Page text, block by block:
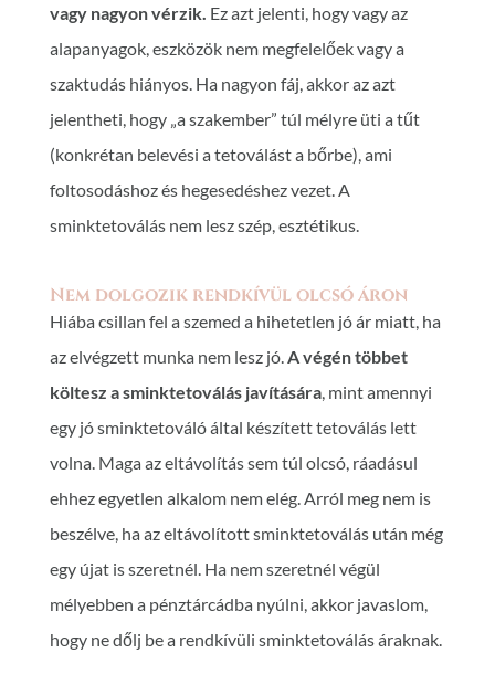
vagy nagyon vérzik. Ez azt jelenti, hogy vagy az
alapanyagok, eszközök nem megfelelőek vagy a
szaktudás hiányos. Ha nagyon fáj, akkor az azt
jelentheti, hogy „a szakember” túl mélyre üti a tűt
(konkrétan belevési a tetoválást a bőrbe), ami
foltosodáshoz és hegesedéshez vezet. A
sminktetoválás nem lesz szép, esztétikus.
Nem dolgozik rendkívül olcsó áron
Hiába csillan fel a szemed a hihetetlen jó ár miatt, ha
az elvégzett munka nem lesz jó. A végén többet
költesz a sminktetoválás javítására, mint amennyi
egy jó sminktetováló által készített tetoválás lett
volna. Maga az eltávolítás sem túl olcsó, ráadásul
ehhez egyetlen alkalom nem elég. Arról meg nem is
beszélve, ha az eltávolított sminktetoválás után még
egy újat is szeretnél. Ha nem szeretnél végül
mélyebben a pénztárcádba nyúlni, akkor javaslom,
hogy ne dőlj be a rendkívüli sminktetoválás áraknak.